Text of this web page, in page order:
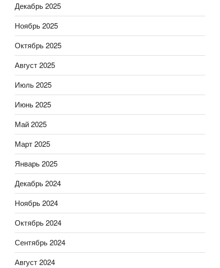
Декабрь 2025
Ноябрь 2025
Октябрь 2025
Август 2025
Июль 2025
Июнь 2025
Май 2025
Март 2025
Январь 2025
Декабрь 2024
Ноябрь 2024
Октябрь 2024
Сентябрь 2024
Август 2024